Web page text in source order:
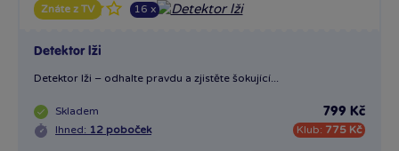
16 x
Znáte z TV
Detektor lži
Detektor lži – odhalte pravdu a zjistěte šokující...
Skladem
Ihned: 12 poboček
799 Kč
Klub: 775 Kč